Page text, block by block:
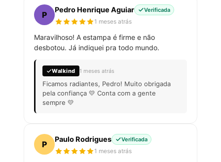
P
Pedro Henrique Aguiar Verificada
1 meses atrás
Maravilhoso! A estampa é firme e não
desbotou. Já indiquei pra todo mundo.
Walkind 1 meses atrás
Ficamos radiantes, Pedro! Muito obrigada
pela confiança 💛 Conta com a gente
sempre 💛
P
Paulo Rodrigues Verificada
1 meses atrás